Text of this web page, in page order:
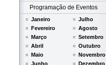
Programação de Eventos
Janeiro
Fevereiro
Março
Abril
Maio
Junho
Julho
Agosto
Setembro
Outubro
Novembro
Dezembro